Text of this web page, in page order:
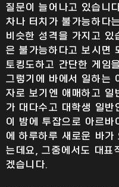
질문이 늘어나고 있습니
차나 터치가 불가능하다
비슷한 성격을 가지고
은 불가능하다고 보시면
토킹도하고 간단한 게임
그렇기에 바에서 일하는
자로 보기엔 애매하고 일
가 대다수고 대학생 일반
이 밤에 투잡으로 아르
에 하루하루 새로운 바
는데요, 그중에서도 대표
겠습니다.